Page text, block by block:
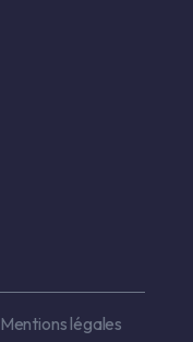
Mentions légales